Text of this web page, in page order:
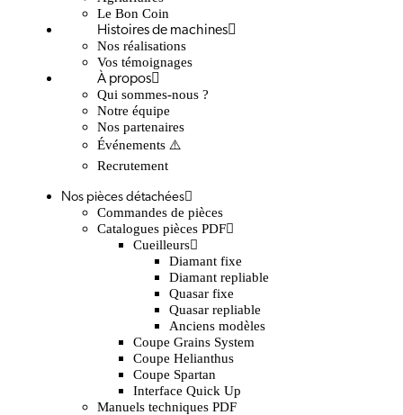
Le Bon Coin
Histoires de machines
Nos réalisations
Vos témoignages
À propos
Qui sommes-nous ?
Notre équipe
Nos partenaires
Événements ⚠️
Recrutement
Nos pièces détachées
Commandes de pièces
Catalogues pièces PDF
Cueilleurs
Diamant fixe
Diamant repliable
Quasar fixe
Quasar repliable
Anciens modèles
Coupe Grains System
Coupe Helianthus
Coupe Spartan
Interface Quick Up
Manuels techniques PDF